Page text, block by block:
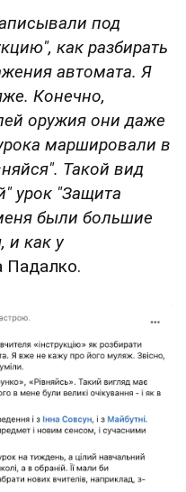
под
как разбирать
автомата. Я
Конечно,
оружия они даже
маршировали в
Такой вид
урок "Защита
были большие
и как у
Падалко.